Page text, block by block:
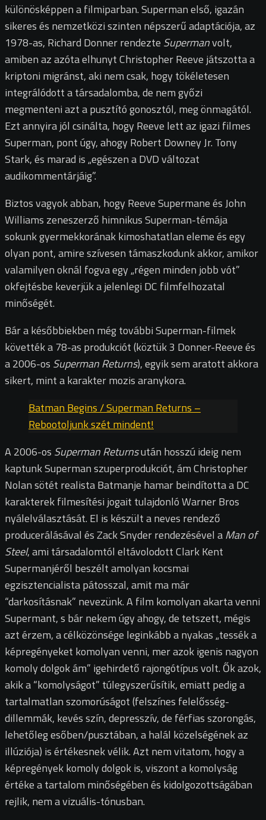
különösképpen a filmiparban. Superman első, igazán
sikeres és nemzetközi szinten népszerű adaptációja, az
1978-as, Richard Donner rendezte Supermanvolt,
amiben az azóta elhunyt Christopher Reeve játszotta a
kriptoni migránst, aki nem csak, hogy tökéletesen
integrálódott a társadalomba, de nem győzi
megmenteni azt a pusztító gonosztól, meg önmagától.
Ezt annyira jól csinálta, hogy Reeve lett az igazi filmes
Superman, pont úgy, ahogy Robert Downey Jr. Tony
Stark, és marad is „egészen a DVD változat
audikommentárjáig”.
Biztos vagyok abban, hogy Reeve Supermane és John
Williams zeneszerző himnikus Superman-témája
sokunk gyermekkorának kimoshatatlan eleme és egy
olyan pont, amire szívesen támaszkodunk akkor, amikor
valamilyen oknál fogva egy „régen minden jobb vót”
okfejtésbe keverjük a jelenlegi DC filmfelhozatal
minőségét.
Bár a későbbiekben még további Superman-filmek
követték a 78-as produkciót (köztük 3 Donner-Reeve és
a 2006-os Superman Returns), egyik sem aratott akkora
sikert, mint a karakter mozis aranykora.
Batman Begins / Superman Returns –
Rebootoljunk szét mindent!
A 2006-os Superman Returnsután hosszú ideig nem
kaptunk Superman szuperprodukciót, ám Christopher
Nolan sötét realista Batmanje hamar beindította a DC
karakterek filmesítési jogait tulajdonló Warner Bros
nyálelválasztását. El is készült a neves rendező
producerálásával és Zack Snyder rendezésével aMan of
Steel, ami társadalomtól eltávolodott Clark Kent
Supermanjéről beszélt amolyan kocsmai
egzisztencialista pátosszal, amit ma már
“darkosításnak” nevezünk. A film komolyan akarta venni
Supermant, s bár nekem úgy ahogy, de tetszett, mégis
azt érzem, a célközönsége leginkább a nyakas „tessék a
képregényeket komolyan venni, mer azok igenis nagyon
komoly dolgok ám” igehirdető rajongótípus volt. Ők azok,
akik a “komolyságot” túlegyszerűsítik, emiatt pedig a
tartalmatlan szomorúságot (felszínes felelősség-
dillemmák, kevés szín, depresszív, de férfias szorongás,
lehetőleg esőben/pusztában, a halál közelségének az
illúziója) is értékesnek vélik. Azt nem vitatom, hogy a
képregények komoly dolgok is, viszont a komolyság
értéke a tartalom minőségében és kidolgozottságában
rejlik, nem a vizuális-tónusban.